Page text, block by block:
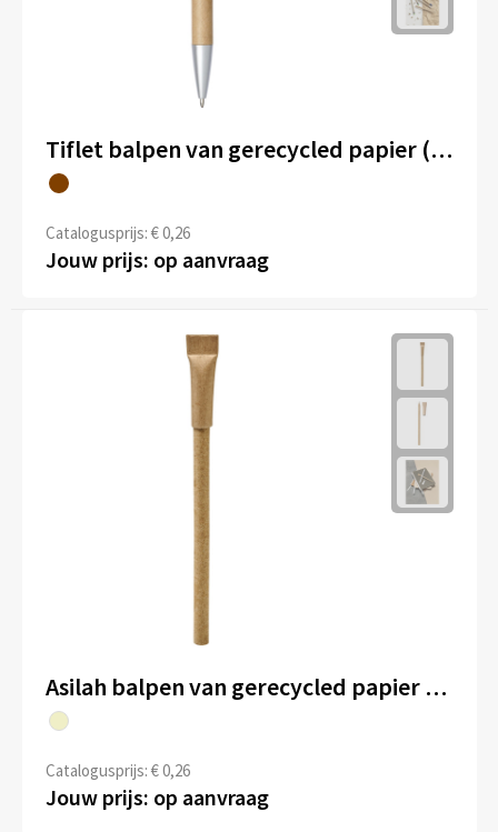
Tiflet balpen van gerecycled papier (zwarte inkt)
Catalogusprijs: € 0,26
Jouw prijs: op aanvraag
Asilah balpen van gerecycled papier (blauwe inkt)
Catalogusprijs: € 0,26
Jouw prijs: op aanvraag